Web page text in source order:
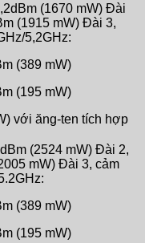
(1670 mW) Đài
(1915 mW) Đài 3,
5,2GHz:
(389 mW)
(195 mW)
với ăng-ten tích hợp
(2524 mW) Đài 2,
mW) Đài 3, cảm
(389 mW)
(195 mW)